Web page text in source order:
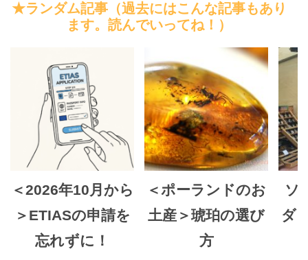
★ランダム記事（過去にはこんな記事もあり
ます。読んでいってね！）
＜2026年10月から
＞ETIASの申請を
忘れずに！
＜ポーランドのお
土産＞琥珀の選び
方
ソ
ダ